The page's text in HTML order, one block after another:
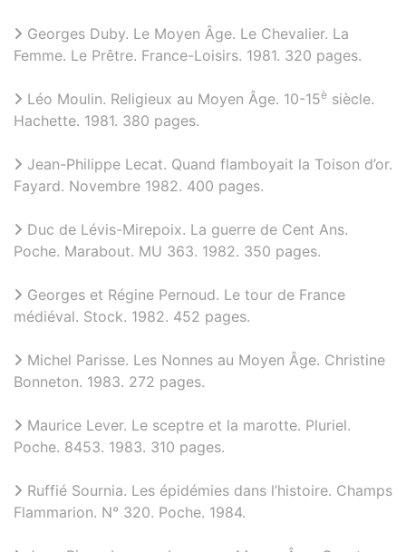
Georges Duby. Le Moyen Âge. Le Chevalier. La
Femme. Le Prêtre. France-Loisirs. 1981. 320 pages.
Léo Moulin. Religieux au Moyen Âge. 10-15è siècle.
Hachette. 1981. 380 pages.
Jean-Philippe Lecat. Quand flamboyait la Toison d’or.
Fayard. Novembre 1982. 400 pages.
Duc de Lévis-Mirepoix. La guerre de Cent Ans.
Poche. Marabout. MU 363. 1982. 350 pages.
Georges et Régine Pernoud. Le tour de France
médiéval. Stock. 1982. 452 pages.
Michel Parisse. Les Nonnes au Moyen Âge. Christine
Bonneton. 1983. 272 pages.
Maurice Lever. Le sceptre et la marotte. Pluriel.
Poche. 8453. 1983. 310 pages.
Ruffié Sournia. Les épidémies dans l’histoire. Champs
Flammarion. N° 320. Poche. 1984.